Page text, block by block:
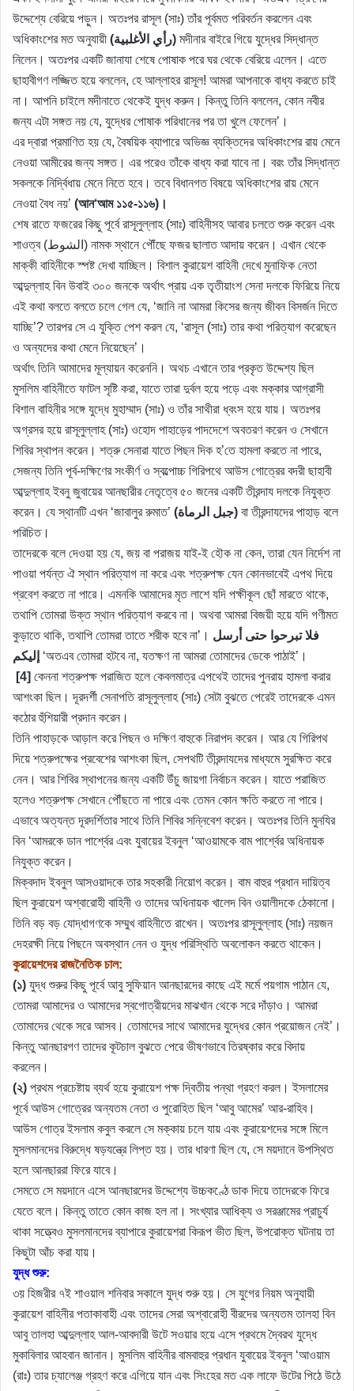
উদ্দেশ্যে বেরিয়ে পড়ুন। অতঃপর রাসূল (সাঃ) তাঁর পূর্বমত পরিবর্তন করলেন এবং
অধিকাংশের মত অনুযায়ী
(رأي الأغلبية) মদীনার বাইরে গিয়ে যুদ্ধের সিদ্ধান্ত
নিলেন। অতঃপর একটি জানাযা শেষে পোষাক পরে ঘর থেকে বেরিয়ে এলেন। এতে
ছাহাবীগণ লজ্জিত হয়ে বললেন, হে আল্লাহর রাসূল! আমরা আপনাকে বাধ্য করতে চাই
না। আপনি চাইলে মদীনাতে থেকেই যুদ্ধ করুন। কিন্তু তিনি বললেন, কোন নবীর
জন্য এটা সঙ্গত নয় যে, যুদ্ধের পোষাক পরিধানের পর তা খুলে ফেলেন’।
এর দ্বারা প্রমাণিত হয় যে, বৈষয়িক ব্যাপারে অভিজ্ঞ ব্যক্তিদের অধিকাংশের রায় মেনে
নেওয়া আমীরের জন্য সঙ্গত। এর পরেও তাঁকে বাধ্য করা যাবে না। বরং তাঁর সিদ্ধান্ত
সকলকে নির্দ্বিধায় মেনে নিতে হবে। তবে বিধানগত বিষয়ে অধিকাংশের রায় মেনে
নেওয়া বৈধ নয়’ (আন‘আম ১১৫-১১৬)।
শেষ রাতে ফজরের কিছু পূর্বে রাসূলুল্লাহ (সাঃ) বাহিনীসহ আবার চলতে শুরু করেন এবং
শাওত্ব (الشوط) নামক স্থানে পৌঁছে ফজর ছালাত আদায় করেন। এখান থেকে
মাক্কী বাহিনীকে স্পষ্ট দেখা যাচ্ছিল। বিশাল কুরায়েশ বাহিনী দেখে মুনাফিক নেতা
আব্দুল্লাহ বিন উবাই ৩০০ জনকে অর্থাৎ প্রায় এক তৃতীয়াংশ সেনা দলকে ফিরিয়ে নিয়ে
এই কথা বলতে বলতে চলে গেল যে, ‘জানি না আমরা কিসের জন্য জীবন বিসর্জন দিতে
যাচ্ছি’? তারপর সে এ যুক্তি পেশ করল যে, ‘রাসূল (সাঃ) তার কথা পরিত্যাগ করেছেন
ও অন্যদের কথা মেনে নিয়েছেন’।
অর্থাৎ তিনি আমাদের মূল্যায়ন করেননি। অথচ এখানে তার প্রকৃত উদ্দেশ্য ছিল
মুসলিম বাহিনীতে ফাটল সৃষ্টি করা, যাতে তারা দুর্বল হয়ে পড়ে এবং মক্কার আগ্রাসী
বিশাল বাহিনীর সঙ্গে যুদ্ধে মুহাম্মাদ (সাঃ) ও তাঁর সাথীরা ধ্বংস হয়ে যায়। অতঃপর
অগ্রসর হয়ে রাসূলুল্লাহ (সাঃ) ওহোদ পাহাড়ের পাদদেশে অবতরণ করেন ও সেখানে
শিবির স্থাপন করেন। শত্রু সেনারা যাতে পিছন দিক হ’তে হামলা করতে না পারে,
সেজন্য তিনি পূর্ব-দক্ষিণের সংকীর্ণ ও স্বল্পোচ্চ গিরিপথে আউস গোত্রের বদরী ছাহাবী
আব্দুল্লাহ ইবনু জুবায়ের আনছারীর নেতৃত্বে ৫০ জনের একটি তীরন্দায দলকে নিযুক্ত
করেন। যে স্থানটি এখন ‘জাবালুর রুমাত’
(جبل الرماة) বা তীরন্দাযদের পাহাড় বলে
পরিচিত।
তাদেরকে বলে দেওয়া হয় যে, জয় বা পরাজয় যাই-ই হৌক না কেন, তারা যেন নির্দেশ না
পাওয়া পর্যন্ত ঐ স্থান পরিত্যাগ না করে এবং শত্রুপক্ষ যেন কোনভাবেই এপথ দিয়ে
প্রবেশ করতে না পারে। এমনকি আমাদের মৃত লাশে যদি পক্ষীকূল ছোঁ মারতে থাকে,
তথাপি তোমরা উক্ত স্থান পরিত্যাগ করবে না। অথবা আমরা বিজয়ী হয়ে যদি গণীমত
কুড়াতে থাকি, তথাপি তোমরা তাতে শরীক হবে না’। فلا تبرحوا حتى أرسل
إليكم ‘অতএব তোমরা হটবে না, যতক্ষণ না আমরা তোমাদের ডেকে পাঠাই’।
[4] কেননা শত্রুপক্ষ পরাজিত হলে কেবলমাত্র এপথেই তাদের পুনরায় হামলা করার
আশংকা ছিল। দূরদর্শী সেনাপতি রাসূলুল্লাহ (সাঃ) সেটা বুঝতে পেরেই তাদেরকে এমন
কঠোর হুঁশিয়ারী প্রদান করেন।
তিনি পাহাড়কে আড়াল করে পিছন ও দক্ষিণ বাহুকে নিরাপদ করেন। আর যে গিরিপথ
দিয়ে শত্রুপক্ষের প্রবেশের আশংকা ছিল, সেপথটি তীরন্দাযদের মাধ্যমে সুরক্ষিত করে
নেন। আর শিবির স্থাপনের জন্য একটি উঁচু জায়গা নির্বাচন করেন। যাতে পরাজিত
হলেও শত্রুপক্ষ সেখানে পৌঁছতে না পারে এবং তেমন কোন ক্ষতি করতে না পারে।
এভাবে অত্যন্ত দূরদর্শিতার সাথে তিনি শিবির সন্নিবেশ করেন। অতঃপর তিনি মুনযির
বিন ‘আমরকে ডান পার্শ্বের এবং যুবায়ের ইবনুল ‘আওয়ামকে বাম পার্শ্বের অধিনায়ক
নিযুক্ত করেন।
মিক্বদাদ ইবনুল আসওয়াদকে তার সহকারী নিয়োগ করেন। বাম বাহুর প্রধান দায়িত্ব
ছিল কুরায়েশ অশ্বারোহী বাহিনী ও তাদের অধিনায়ক খালেদ বিন ওয়ালীদকে ঠেকানো।
তিনি বড় বড় যোদ্ধাগণকে সম্মুখ বাহিনীতে রাখেন। অতঃপর রাসূলুল্লাহ (সাঃ) নয়জন
দেহরক্ষী নিয়ে পিছনে অবস্থান নেন ও যুদ্ধ পরিস্থিতি অবলোকন করতে থাকেন।
কুরায়েশদের রাজনৈতিক চাল:
(১) যুদ্ধ শুরুর কিছু পূর্বে আবু সুফিয়ান আনছারদের কাছে এই মর্মে পয়গাম পাঠান যে,
তোমরা আমাদের ও আমাদের স্বগোত্রীয়দের মাঝখান থেকে সরে দাঁড়াও। আমরা
তোমাদের থেকে সরে আসব। তোমাদের সাথে আমাদের যুদ্ধের কোন প্রয়োজন নেই’।
কিন্তু আনছারগণ তাদের কূটচাল বুঝতে পেরে ভীষণভাবে তিরষ্কার করে বিদায়
করলেন।
(২) প্রথম প্রচেষ্টায় ব্যর্থ হয়ে কুরায়েশ পক্ষ দ্বিতীয় পন্থা গ্রহণ করল। ইসলামের
পূর্বে আউস গোত্রের অন্যতম নেতা ও পুরোহিত ছিল ‘আবু আমের’ আর-রাহিব।
আউস গোত্র ইসলাম কবুল করলে সে মক্কায় চলে যায় এবং কুরায়েশদের সঙ্গে মিলে
মুসলমানদের বিরুদ্ধে ষড়যন্ত্রে লিপ্ত হয়। তার ধারণা ছিল যে, সে ময়দানে উপস্থিত
হলে আনছাররা ফিরে যাবে।
সেমতে সে ময়দানে এসে আনছারদের উদ্দেশ্যে উচ্চকণ্ঠে ডাক দিয়ে তাদেরকে ফিরে
যেতে বলে। কিন্তু তাতে কোন কাজ হল না। সংখ্যার আধিক্য ও সরঞ্জামের প্রাচুর্য
থাকা সত্ত্বেও মুসলমানদের ব্যাপারে কুরায়েশরা কিরূপ ভীত ছিল, উপরোক্ত ঘটনায় তা
কিছুটা আঁচ করা যায়।
যুদ্ধ শুরু:
৩য় হিজরীর ৭ই শাওয়াল শনিবার সকালে যুদ্ধ শুরু হয়। সে যুগের নিয়ম অনুযায়ী
কুরায়েশ বাহিনীর পতাকাবাহী এবং তাদের সেরা অশ্বারোহী বীরদের অন্যতম তালহা বিন
আবু তালহা আব্দুল্লাহ আল-আবদারী উটে সওয়ার হয়ে এসে প্রথমে দ্বৈরথ যুদ্ধে
মুকাবিলার আহবান জানান। মুসলিম বাহিনীর বামবাহুর প্রধান যুবায়ের ইবনুল ‘আওয়াম
(রাঃ) তার চ্যালেঞ্জ গ্রহণ করে এগিয়ে যান এবং সিংহের মত এক লাফে উটের পিঠে উঠে